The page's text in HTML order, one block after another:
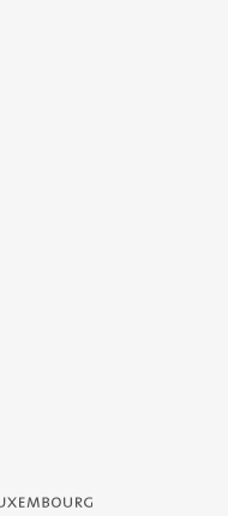
Luxembourg - Service